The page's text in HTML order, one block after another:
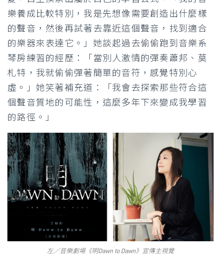
樂養成比較特別，我是先想像需要創造出什麼樣
的聲音，然後再試著去靠近這個聲音，找到適合
的樂器來表達它。」她談起過去偷偷跑到音樂系
琴房練習的經歷：「當別人激情的彈奏蕭邦、莫
札特，我就偷偷彈著簡單的音符，感覺特別心
虛。」她笑著補充道：「我會去探索那些符合這
個聲音質地的可能性，這麼多年下來變成我學習
的路徑。」
左／音樂劇場《明Dawn to Dawn》宣傳主視覺